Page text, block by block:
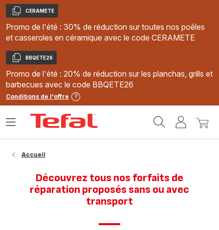
Copier
CERAMETE
Promo de l'été : 30% de réduction sur toutes nos poêles
et casseroles en céramique avec le code CERAMETE
Copier
BBQETE26
Promo de l'été : 20% de réduction sur les planchas, grills et
barbecues avec le code BBQETE26
Conditions de l'offre
MonMon
Ouvrir
Accueil
Découvrez tous nos forfaits de
réparation proposés sans ou avec
transport